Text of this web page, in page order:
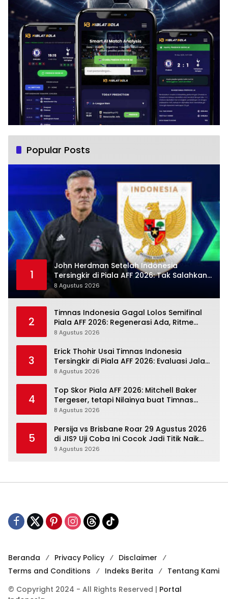
Popular Posts
1
John Herdman Setelah Indonesia
Tersingkir di Piala AFF 2026: Tak Salahkan
Wasit, Mitchell Baker Tetap Jadi Modal
8 Agustus 2026
2
Timnas Indonesia Gagal Lolos Semifinal
Piala AFF 2026: Regenerasi Ada, Ritme
Kompetisi Masih Harus Mengejar
8 Agustus 2026
3
Erick Thohir Usai Timnas Indonesia
Tersingkir di Piala AFF 2026: Evaluasi Jalan,
Agenda Berikutnya Sudah Dekat
8 Agustus 2026
4
Top Skor Piala AFF 2026: Mitchell Baker
Tergeser, tetapi Nilainya buat Timnas
Indonesia Justru Naik
8 Agustus 2026
5
Persija vs Brisbane Roar 29 Agustus 2026
di JIS? Uji Coba Ini Cocok Jadi Titik Naik
Macan Kemayoran
9 Agustus 2026
Beranda Privacy Policy
Disclaimer
Terms and Conditions
Indeks Berita
Tentang Kami
© Copyright 2024 - All Rights Reserved | Portal